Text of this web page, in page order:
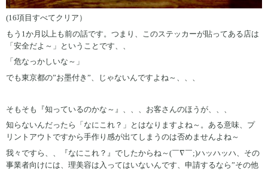
(16項目すべてクリア）
もう1か月以上も前の話です。つまり、このステッカーが貼ってある店は
「安全だよ～」ということです、、
「危なっかしいな～」
でも東京都の”お墨付き”、じゃないんですよね～、、、
そもそも『知っているのかな～』、、、お客さんのほうが、、、
知らないんだったら「なにこれ？」とはなりますよね～。ある意味、プ
リントアウトですから手作り感が出てしまうのは否めませんよね～
我々ですら、、『なにこれ？』でしたからね～(￣∇￣;)ハッハッハ、その
事業者向けには、理美容は入ってはいないんです、申請するなら”その他